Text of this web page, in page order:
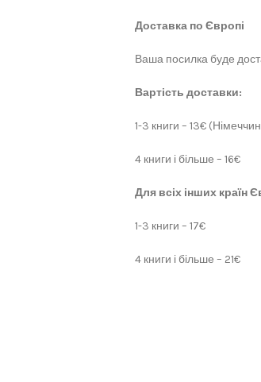
Доставка по Європі
Ваша посилка буде
Вартість доставки:
1-3 книги – 13€
4 книги і більше – 16€
Для всіх інших країн
1-3 книги – 17€
4 книги і більше – 21€